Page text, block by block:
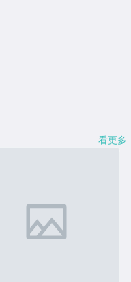
看更多